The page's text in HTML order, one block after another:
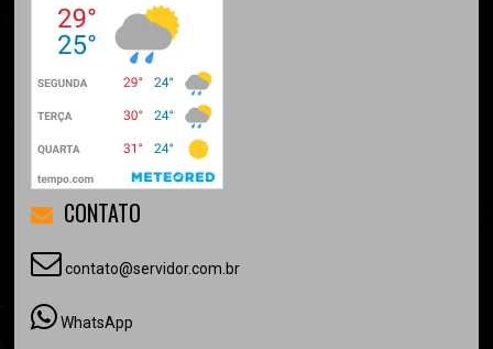
CONTATO
contato@servidor.com.br
WhatsApp